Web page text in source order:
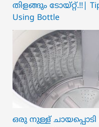
തിളങ്ങും ടോയ്റ്റ്.!!| Tip
Using Bottle
ഒരു നുള്ള്